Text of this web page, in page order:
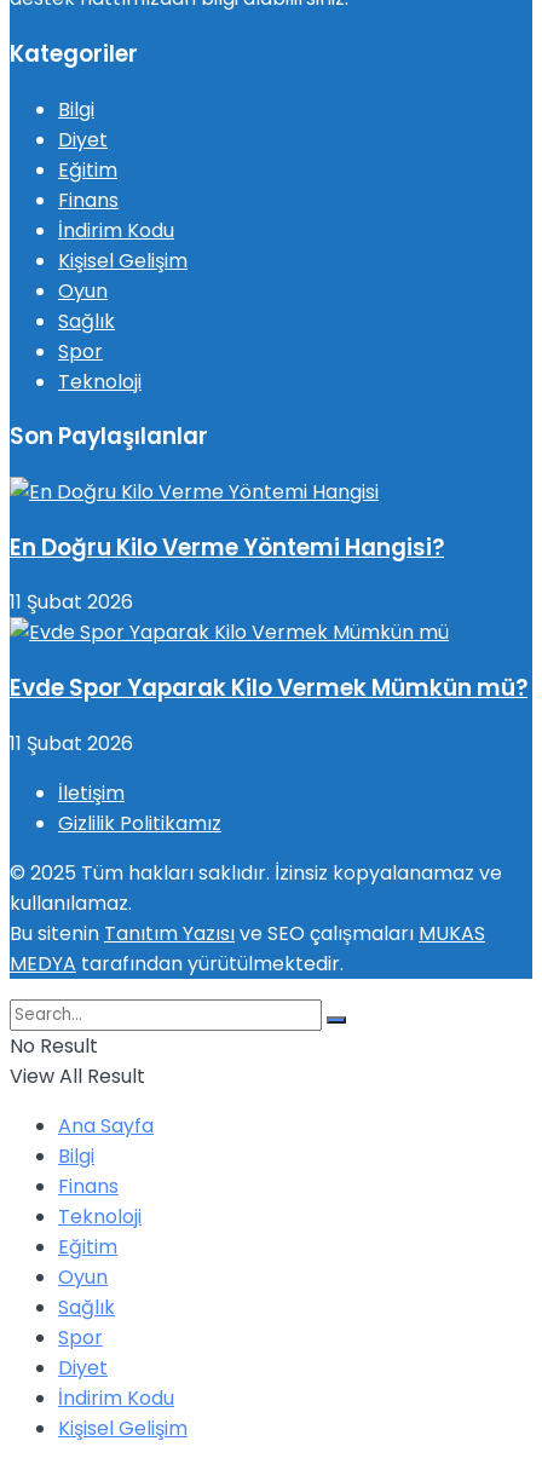
Kategoriler
Bilgi
Diyet
Eğitim
Finans
İndirim Kodu
Kişisel Gelişim
Oyun
Sağlık
Spor
Teknoloji
Son Paylaşılanlar
En Doğru Kilo Verme Yöntemi Hangisi?
11 Şubat 2026
Evde Spor Yaparak Kilo Vermek Mümkün mü?
11 Şubat 2026
İletişim
Gizlilik Politikamız
© 2025 Tüm hakları saklıdır. İzinsiz kopyalanamaz ve
kullanılamaz.
Bu sitenin Tanıtım Yazısıve SEO çalışmaları MUKAS
MEDYA tarafından yürütülmektedir.
No Result
View All Result
Ana Sayfa
Bilgi
Finans
Teknoloji
Eğitim
Oyun
Sağlık
Spor
Diyet
İndirim Kodu
Kişisel Gelişim